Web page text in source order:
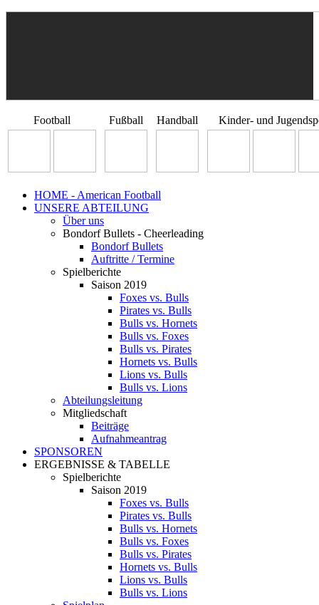
Football Fußball Handball Kinder- und
HOME - American Football
UNSERE ABTEILUNG
Über uns
Bondorf Bullets - Cheerleading
Bondorf Bullets
Auftritte / Termine
Spielberichte
Saison 2019
Foxes vs. Bulls
Pirates vs. Bulls
Bulls vs. Hornets
Bulls vs. Foxes
Bulls vs. Pirates
Hornets vs. Bulls
Lions vs. Bulls
Bulls vs. Lions
Abteilungsleitung
Mitgliedschaft
Beiträge
Aufnahmeantrag
SPONSOREN
ERGEBNISSE & TABELLE
Spielberichte
Saison 2019
Foxes vs. Bulls
Pirates vs. Bulls
Bulls vs. Hornets
Bulls vs. Foxes
Bulls vs. Pirates
Hornets vs. Bulls
Lions vs. Bulls
Bulls vs. Lions